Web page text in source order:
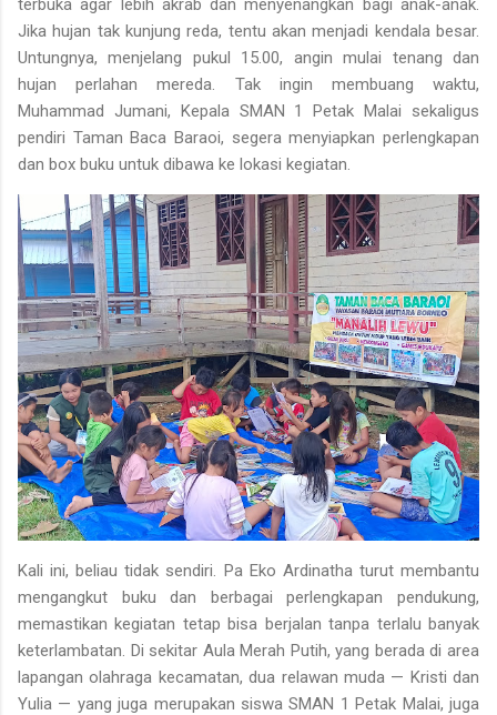
Jika hujan tak kunjung reda, tentu akan menjadi kendala besar.
Untungnya, menjelang pukul 15.00, angin mulai tenang dan
hujan perlahan mereda. Tak ingin membuang waktu,
Muhammad Jumani, Kepala SMAN 1 Petak Malai sekaligus
pendiri Taman Baca Baraoi, segera menyiapkan perlengkapan
dan box buku untuk dibawa ke lokasi kegiatan.
Kali ini, beliau tidak sendiri. Pa Eko Ardinatha turut membantu
mengangkut buku dan berbagai perlengkapan pendukung,
memastikan kegiatan tetap bisa berjalan tanpa terlalu banyak
keterlambatan. Di sekitar Aula Merah Putih, yang berada di area
lapangan olahraga kecamatan, dua relawan muda — Kristi dan
Yulia — yang juga merupakan siswa SMAN 1 Petak Malai, juga